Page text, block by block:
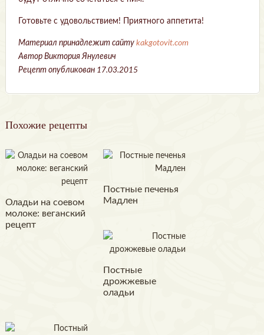
Готовьте с удовольствием! Приятного аппетита!
Материал принадлежит сайтуkakgotovit.com
Автор Виктория Янулевич
Рецепт опубликован 17.03.2015
Похожие рецепты
Оладьи на соевом
молоке: веганский
рецепт
Постные печенья
Мадлен
Постные
дрожжевые
оладьи